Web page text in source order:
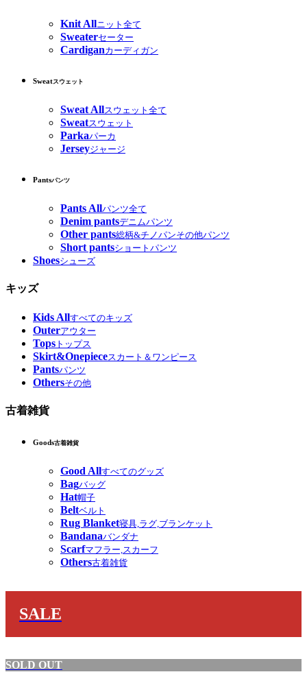
Knit Allニット全て
Sweaterセーター
Cardiganカーディガン
Sweatスウェット
Sweat Allスウェット全て
Sweatスウェット
Parkaパーカ
Jerseyジャージ
Pantsパンツ
Pants Allパンツ全て
Denim pantsデニムパンツ
Other pants総柄&チノパンその他パンツ
Short pantsショートパンツ
Shoesシューズ
キッズ
Kids Allすべてのキッズ
Outerアウター
Tops トップス
Skirt&Onepieceスカート＆ワンピース
Pantsパンツ
Othersその他
古着雑貨
Goods古着雑貨
Good Allすべてのグッズ
Bagバッグ
Hat帽子
Beltベルト
Rug Blanket寝具,ラグ,ブランケット
Bandanaバンダナ
Scarfマフラー,スカーフ
Others古着雑貨
SALE
SOLD OUT